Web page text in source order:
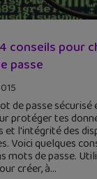
conseils pour
passe
de passe sécurisé
protéger tes
et l'intégrité des
Voici quelques
mots de passe.
créer, à